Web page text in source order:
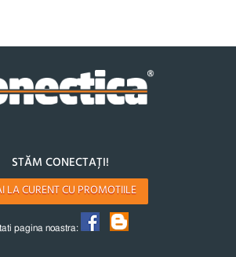
STĂM CONECTAȚI!
LA CURENT CU PROMOTIILE
pagina noastra: